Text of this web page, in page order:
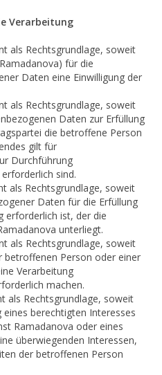
Verarbeitung
als Rechtsgrundlage, soweit
für die
Daten eine Einwilligung der
als Rechtsgrundlage, soweit
Daten zur Erfüllung
die betroffene Person
gilt für
Durchführung
sind.
als Rechtsgrundlage, soweit
Daten für die Erfüllung
erforderlich ist, der die
unterliegt.
als Rechtsgrundlage, soweit
betroffenen Person oder einer
Verarbeitung
machen.
als Rechtsgrundlage, soweit
berechtigten Interesses
Ramadanova oder eines
überwiegenden Interessen,
der betroffenen Person